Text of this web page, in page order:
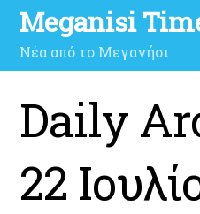
Meganisi
Νέα από το Μεγανήσι
Daily
22